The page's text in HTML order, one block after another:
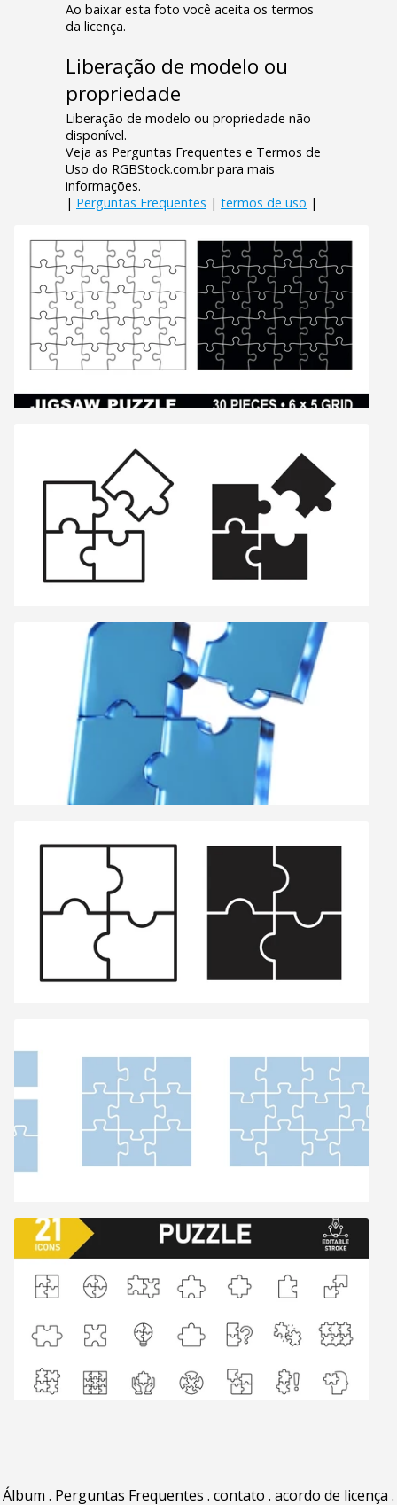
Ao baixar esta foto você aceita os termos
da licença.
Liberação de modelo ou
propriedade
Liberação de modelo ou propriedade não
disponível.
Veja as Perguntas Frequentes e Termos de
Uso do RGBStock.com.br para mais
informações.
| Perguntas Frequentes | termos de uso |
Álbum . Perguntas Frequentes . contato . acordo de licença .